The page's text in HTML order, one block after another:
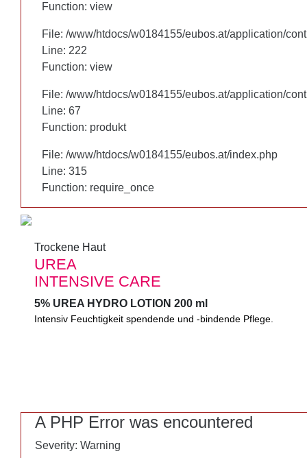
Function: view
File: /www/htdocs/w0184155/eubos.at/application/
Line: 222
Function: view
File: /www/htdocs/w0184155/eubos.at/application/
Line: 67
Function: produkt
File: /www/htdocs/w0184155/eubos.at/index.php
Line: 315
Function: require_once
Trockene Haut
UREA
INTENSIVE CARE
5% UREA HYDRO LOTION 200 ml
Intensiv Feuchtigkeit spendende und -bindende Pflege. Zieht
Function: view
File: /www/htdocs/w0184155/eubos.at/application/
Line: 222
Function: view
File: /www/htdocs/w0184155/eubos.at/application/
Line: 67
Function: produkt
File: /www/htdocs/w0184155/eubos.at/index.php
Line: 315
Function: require_once
Trockene Haut
UREA
INTENSIVE CARE
5% UREA HYDRO LOTION 200 ml
Intensiv Feuchtigkeit spendende und -bindende Pflege.
A PHP Error was encountered
Severity: Warning
A PHP Error was encountered
Severity: Warning